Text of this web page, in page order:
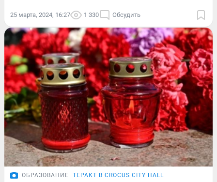
25 марта, 2024, 16:27 1 330 Обсудить
ОБРАЗОВАНИЕ ТЕРАКТ В CROCUS CITY HALL